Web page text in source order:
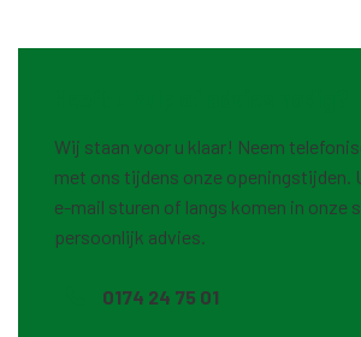
Wij staan voor u klaar! Neem
met ons tijdens onze openingstijden.
e-mail sturen of langs komen in onze
persoonlijk advies.
0174 24 75 01